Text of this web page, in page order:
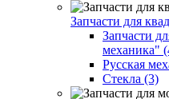
Запчасти для
Запчасти
механика"
Русская
Стекла (3)